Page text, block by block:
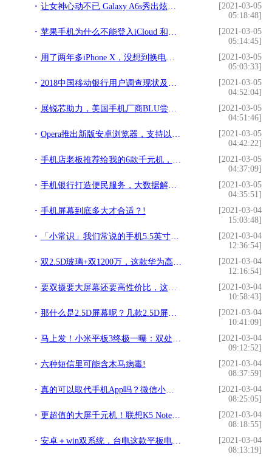
让女神心动不已 Galaxy A6s秀出炫彩一面!
[2021-03-05
05:18:48]
苹果手机为什么不能登入iCloud 和APP Store!
[2021-03-05
05:14:45]
用了两年多iPhone X，没想到换电池也是“拦路虎”!
[2021-03-05
05:03:33]
2018中国移动银行用户调查现状及趋势分析!
[2021-03-05
04:52:04]
展锐芯助力，美国手机厂商BLU尝Android 10商用第一杯羹!
[2021-03-05
04:51:46]
Opera推出新版安卓浏览器，支持以太坊和DApp!
[2021-03-05
04:42:22]
手机店老板推荐给我的6款千元机，想送父母哪个最值得购买？!
[2021-03-05
04:37:09]
手机银行打造便民服务，大数据解析“掌上银行”用户画像!
[2021-03-05
04:35:51]
手机屏幕到底多大才合适？!
[2021-03-04
15:03:48]
「小常识」我们常说的手机5.5英寸，笔记本14英寸是怎么算的？!
[2021-03-04
12:36:54]
双2.5D玻璃+双1200万，这款华为高颜值手机已降至最低价1799!
[2021-03-04
12:16:54]
要双摄要大屏幕还要高性价比，这两台售价刚好千元的手机能满足你!
[2021-03-04
10:58:43]
那什么是2.5D屏幕呢？几款2.5D屏幕手机推荐!
[2021-03-04
10:41:09]
马上发！小米平板3终极一曝：双处理器版本，售价1299元起!
[2021-03-04
09:12:52]
六种短信里可能含木马病毒!
[2021-03-04
08:37:59]
真的可以取代手机App吗？微信小程序体验!
[2021-03-04
08:25:05]
更超值的大屏千元机！联想K5 Note首发评测!
[2021-03-04
08:18:55]
安卓＋win双系统，台电这款平板电脑堪称性价比之王!
[2021-03-04
08:13:19]